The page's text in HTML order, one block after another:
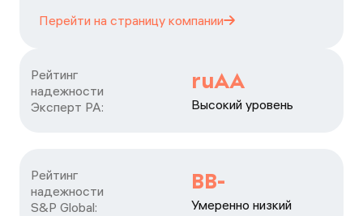
Перейти на страницу компании
Рейтинг
надежности
Эксперт РА:
ruAA
Высокий уровень
Рейтинг
надежности
S&P Global:
BB-
Умеренно низкий